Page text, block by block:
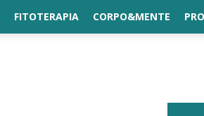
FITOTERAPIA CORPO&MENTE